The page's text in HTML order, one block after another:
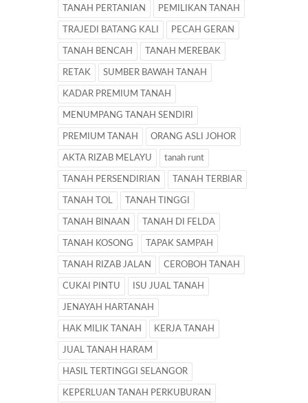
TANAH PERTANIAN PEMILIKAN TANAH
TRAJEDI BATANG KALI PECAH GERAN
TANAH BENCAH TANAH MEREBAK
RETAK SUMBER BAWAH TANAH
KADAR PREMIUM TANAH
MENUMPANG TANAH SENDIRI
PREMIUM TANAH ORANG ASLI JOHOR
AKTA RIZAB MELAYU tanah runt
TANAH PERSENDIRIAN TANAH TERBIAR
TANAH TOL TANAH TINGGI
TANAH BINAAN TANAH DI FELDA
TANAH KOSONG TAPAK SAMPAH
TANAH RIZAB JALAN CEROBOH TANAH
CUKAI PINTU ISU JUAL TANAH
JENAYAH HARTANAH
HAK MILIK TANAH KERJA TANAH
JUAL TANAH HARAM
HASIL TERTINGGI SELANGOR
KEPERLUAN TANAH PERKUBURAN